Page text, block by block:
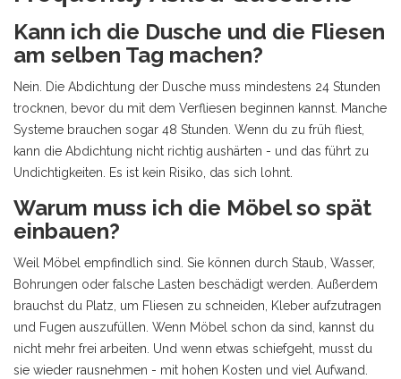
Kann ich die Dusche und die Fliesen
am selben Tag machen?
Nein. Die Abdichtung der Dusche muss mindestens 24 Stunden
trocknen, bevor du mit dem Verfliesen beginnen kannst. Manche
Systeme brauchen sogar 48 Stunden. Wenn du zu früh fliest,
kann die Abdichtung nicht richtig aushärten - und das führt zu
Undichtigkeiten. Es ist kein Risiko, das sich lohnt.
Warum muss ich die Möbel so spät
einbauen?
Weil Möbel empfindlich sind. Sie können durch Staub, Wasser,
Bohrungen oder falsche Lasten beschädigt werden. Außerdem
brauchst du Platz, um Fliesen zu schneiden, Kleber aufzutragen
und Fugen auszufüllen. Wenn Möbel schon da sind, kannst du
nicht mehr frei arbeiten. Und wenn etwas schiefgeht, musst du
sie wieder rausnehmen - mit hohen Kosten und viel Aufwand.